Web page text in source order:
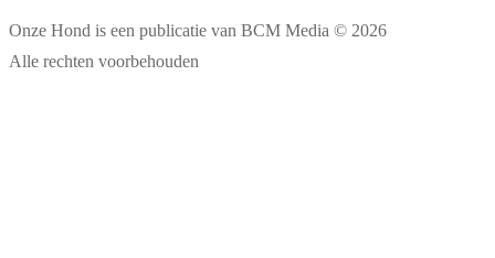
Onze Hond is een publicatie van BCM Media © 2026
Alle rechten voorbehouden